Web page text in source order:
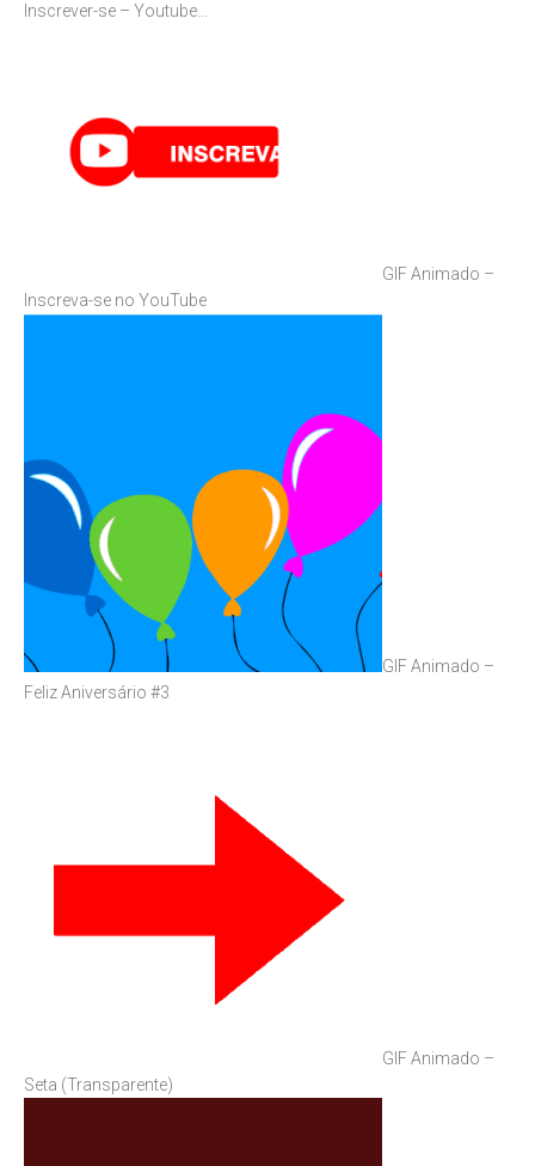
Inscrever-se – Youtube…
GIF Animado –
Inscreva-se no YouTube
GIF Animado –
Feliz Aniversário #3
GIF Animado –
Seta (Transparente)